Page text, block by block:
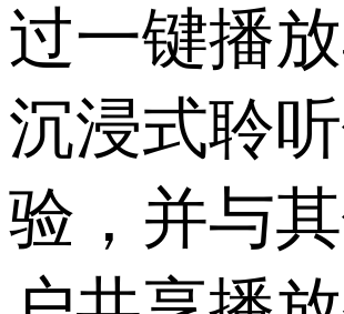
过一键播
沉浸式聆
验，并与